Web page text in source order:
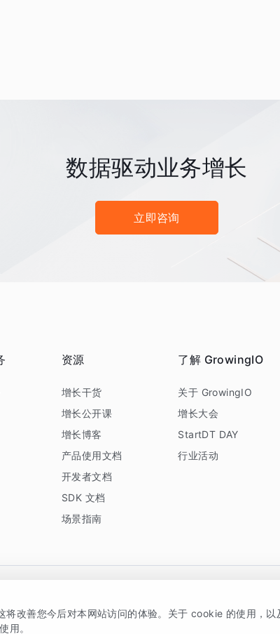
数据驱动业务增长
立即咨询
资源
增长干货
增长公开课
增长博客
产品使用文档
开发者文档
SDK 文档
场景指南
了解 GrowingIO
关于 GrowingIO
增长大会
StartDT DAY
行业活动
号
改善您今后对本网站访问的体验。关于 cookie 的使用，
用。